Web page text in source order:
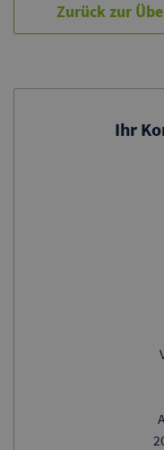
Zurück zur
Ihr